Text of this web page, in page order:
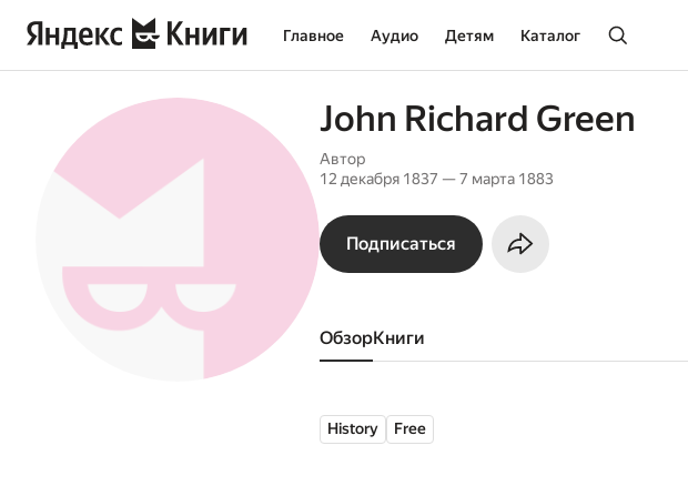
Главное Аудио Детям Каталог
John Richard Green
Автор
12 декабря 1837 — 7 марта 1883
Подписаться
Обзор книги
History Free